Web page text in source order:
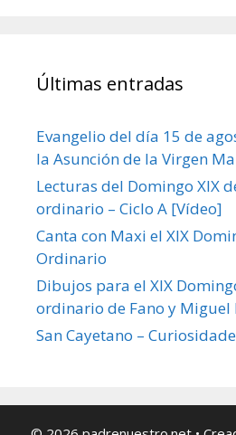
Últimas entradas
Evangelio del día 15 de
la Asunción de la Virgen
Lecturas del Domingo XIX
ordinario – Ciclo A [Vídeo]
Canta con Maxi el XIX
Ordinario
Dibujos para el XIX
ordinario de Fano y Miguel
San Cayetano –